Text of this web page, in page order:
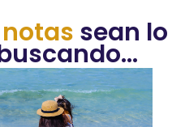
sean lo